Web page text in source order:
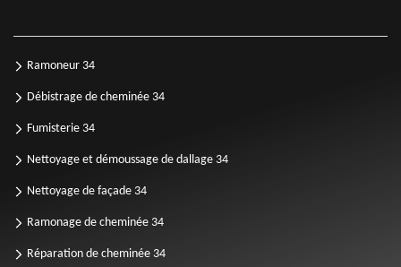
Ramoneur 34
Débistrage de cheminée 34
Fumisterie 34
Nettoyage et démoussage de dallage 34
Nettoyage de façade 34
Ramonage de cheminée 34
Réparation de cheminée 34